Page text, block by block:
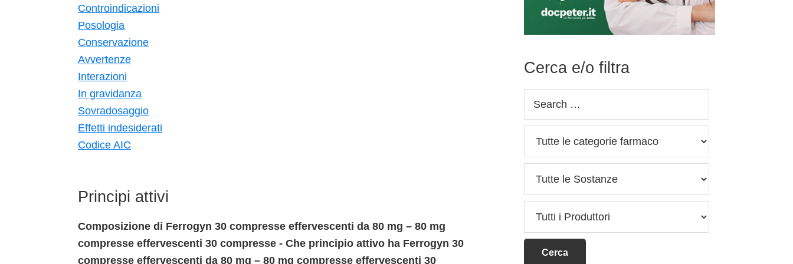
Controindicazioni
Posologia
Conservazione
Avvertenze
Interazioni
In gravidanza
Sovradosaggio
Effetti indesiderati
Codice AIC
Principi attivi
Composizione di Ferrogyn 30 compresse effervescenti da 80 mg – 80 mg
compresse effervescenti 30 compresse - Che principio attivo ha Ferrogyn 30
compresse effervescenti da 80 mg – 80 mg compresse effervescenti 30
Cerca e/o filtra